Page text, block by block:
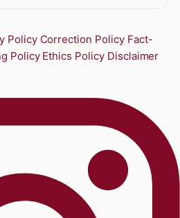
Policy Correction Policy Fact-
Policy Ethics Policy Disclaimer